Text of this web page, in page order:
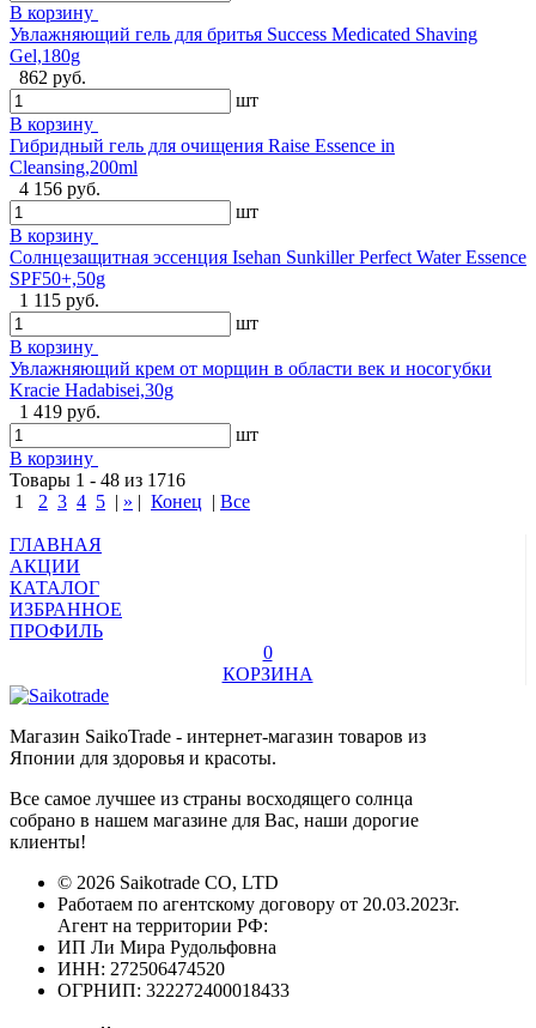
В корзину
Увлажняющий гель для бритья Success Medicated Shaving
Gel,180g
862 руб.
шт
В корзину
Гибридный гель для очищения Raise Essence in
Cleansing,200ml
4 156 руб.
шт
В корзину
Солнцезащитная эссенция Isehan Sunkiller Perfect Water Essence
SPF50+,50g
1 115 руб.
шт
В корзину
Увлажняющий крем от морщин в области век и носогубки
Kracie Hadabisei,30g
1 419 руб.
шт
В корзину
Товары 1 - 48 из 1716
1
2 3 4 5 | » | Конец | Все
ГЛАВНАЯ
АКЦИИ
КАТАЛОГ
ИЗБРАННОЕ
ПРОФИЛЬ
0
КОРЗИНА
Магазин SaikoTrade - интернет-магазин товаров из
Японии для здоровья и красоты.
Все самое лучшее из страны восходящего солнца
собрано в нашем магазине для Вас, наши дорогие
клиенты!
© 2026 Saikotrade CO, LTD
Работаем по агентскому договору от 20.03.2023г.
Агент на территории РФ:
ИП Ли Мира Рудольфовна
ИНН: 272506474520
ОГРНИП: 322272400018433